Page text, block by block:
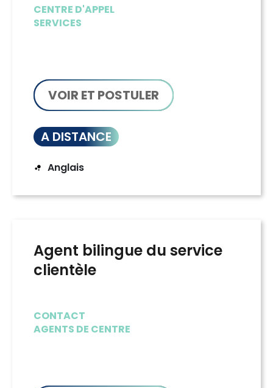
CENTRE D'APPEL
SERVICES
VOIR ET POSTULER
A DISTANCE
Anglais
Agent bilingue du service
clientèle
CONTACT
AGENTS DE CENTRE